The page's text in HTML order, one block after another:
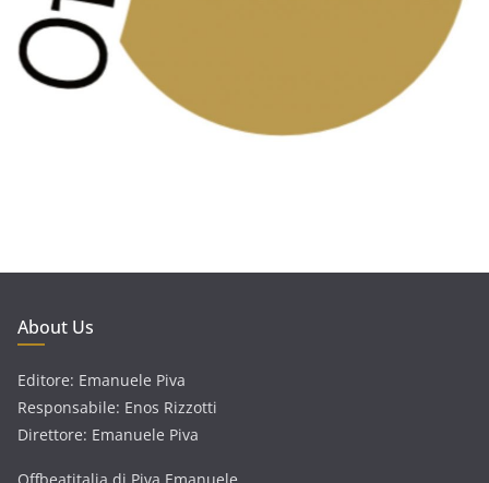
About Us
Editore: Emanuele Piva
Responsabile: Enos Rizzotti
Direttore: Emanuele Piva